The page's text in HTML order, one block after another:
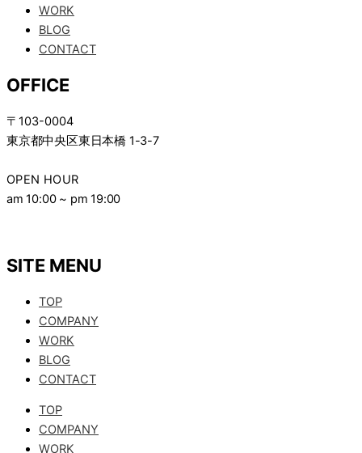
WORK
BLOG
CONTACT
OFFICE
〒103-0004
東京都中央区東日本橋 1-3-7
OPEN HOUR
am 10:00 ~ pm 19:00
SITE MENU
TOP
COMPANY
WORK
BLOG
CONTACT
TOP
COMPANY
WORK